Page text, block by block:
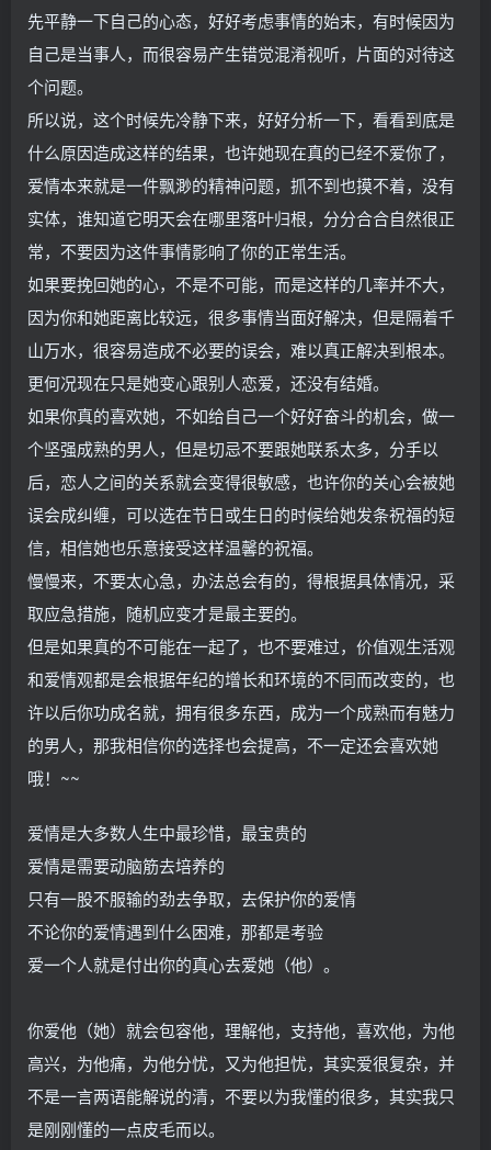
先平静一下自己的心态，好好考虑事情的始末，有时候因为
自己是当事人，而很容易产生错觉混淆视听，片面的对待这
个问题。
所以说，这个时候先冷静下来，好好分析一下，看看到底是
什么原因造成这样的结果，也许她现在真的已经不爱你了，
爱情本来就是一件飘渺的精神问题，抓不到也摸不着，没有
实体，谁知道它明天会在哪里落叶归根，分分合合自然很正
常，不要因为这件事情影响了你的正常生活。
如果要挽回她的心，不是不可能，而是这样的几率并不大，
因为你和她距离比较远，很多事情当面好解决，但是隔着千
山万水，很容易造成不必要的误会，难以真正解决到根本。
更何况现在只是她变心跟别人恋爱，还没有结婚。
如果你真的喜欢她，不如给自己一个好好奋斗的机会，做一
个坚强成熟的男人，但是切忌不要跟她联系太多，分手以
后，恋人之间的关系就会变得很敏感，也许你的关心会被她
误会成纠缠，可以选在节日或生日的时候给她发条祝福的短
信，相信她也乐意接受这样温馨的祝福。
慢慢来，不要太心急，办法总会有的，得根据具体情况，采
取应急措施，随机应变才是最主要的。
但是如果真的不可能在一起了，也不要难过，价值观生活观
和爱情观都是会根据年纪的增长和环境的不同而改变的，也
许以后你功成名就，拥有很多东西，成为一个成熟而有魅力
的男人，那我相信你的选择也会提高，不一定还会喜欢她
哦！~~
爱情是大多数人生中最珍惜，最宝贵的
爱情是需要动脑筋去培养的
只有一股不服输的劲去争取，去保护你的爱情
不论你的爱情遇到什么困难，那都是考验
爱一个人就是付出你的真心去爱她（他）。
你爱他（她）就会包容他，理解他，支持他，喜欢他，为他
高兴，为他痛，为他分忧，又为他担忧，其实爱很复杂，并
不是一言两语能解说的清，不要以为我懂的很多，其实我只
是刚刚懂的一点皮毛而以。